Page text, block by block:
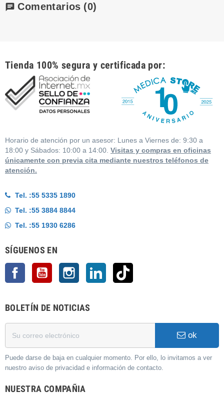
chat Comentarios (0)
Tienda 100% segura y certificada por:
Horario de atención por un asesor: Lunes a Viernes de: 9:30 a
18:00 y Sábados: 10:00 a 14:00. Visitas y compras en oficinas
únicamente con previa cita mediante nuestros teléfonos de
atención.
Tel. :55 5335 1890
Tel. :55 3884 8844
Tel. :55 1930 6286
SÍGUENOS EN
Facebook YouTube Instagram LinkedIn
BOLETÍN DE NOTICIAS
ok
Puede darse de baja en cualquier momento. Por ello, lo invitamos a ver
nuestro aviso de privacidad e información de contacto.
NUESTRA COMPAÑIA